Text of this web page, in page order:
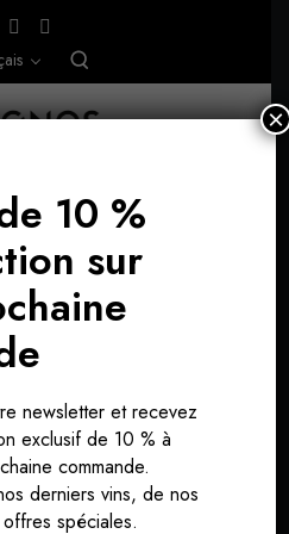
BOURGOGNE,
10 %
sur
newsletter et recevez
exclusif de 10 % à
commande.
derniers vins, de nos
spéciales.
×